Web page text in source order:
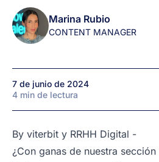
de
RRHH
en
minuto
(by
viterbit
RRHH
Digital)
Marina Rubio
CONTENT MANAGER
7 de junio de 2024
4 min de lectura
By viterbit y RRHH Digital -
¿Con ganas de nuestra sección